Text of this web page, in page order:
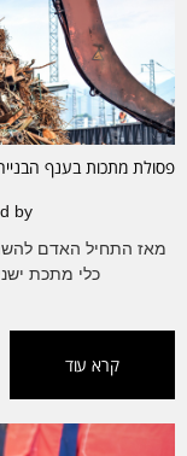
פסולת מתכות בענף
by
מאז התחיל האדם
כלי מתכת
קרא עוד